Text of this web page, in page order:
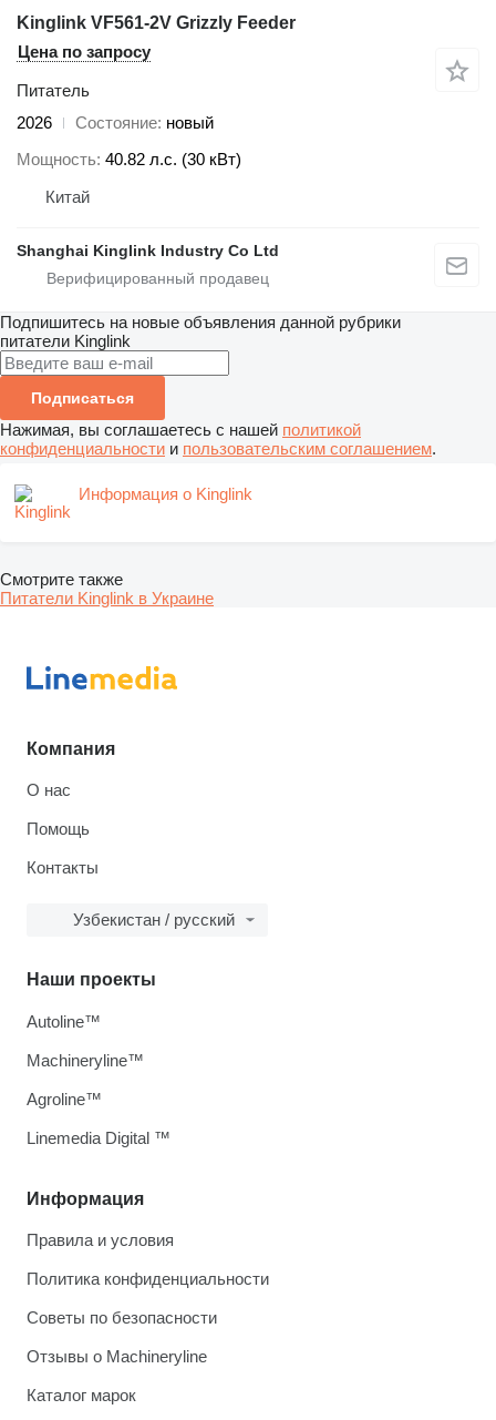
Kinglink VF561-2V Grizzly Feeder
Цена по запросу
Питатель
2026
Состояние новый
Мощность 40.82 л.с. (30 кВт)
Китай
Shanghai Kinglink Industry Co Ltd
Подпишитесь на новые объявления данной рубрики
питатели Kinglink
Подписаться
Нажимая, вы соглашаетесь с нашей политикой
конфиденциальности и пользовательским соглашением.
Информация о Kinglink
Смотрите также
Питатели Kinglink в Украине
Компания
О нас
Помощь
Контакты
Узбекистан / русский
Информация
Правила и условия
Политика конфиденциальности
Советы по безопасности
Отзывы о Machineryline
Каталог марок
Наши проекты
Autoline™
Machineryline™
Agroline™
Linemedia Digital ™